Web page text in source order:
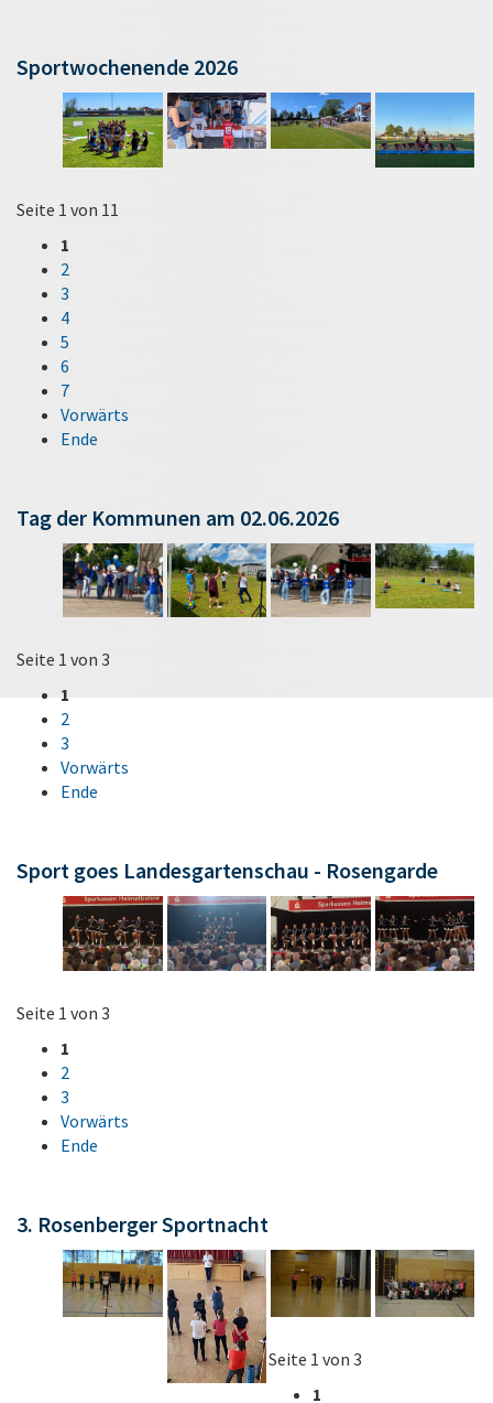
Sportwochenende 2026
Seite 1 von 11
1
2
3
4
5
6
7
Vorwärts
Ende
Tag der Kommunen am 02.06.2026
Seite 1 von 3
1
2
3
Vorwärts
Ende
Sport goes Landesgartenschau - Rosengarde
Seite 1 von 3
1
2
3
Vorwärts
Ende
3. Rosenberger Sportnacht
Seite 1 von 3
1